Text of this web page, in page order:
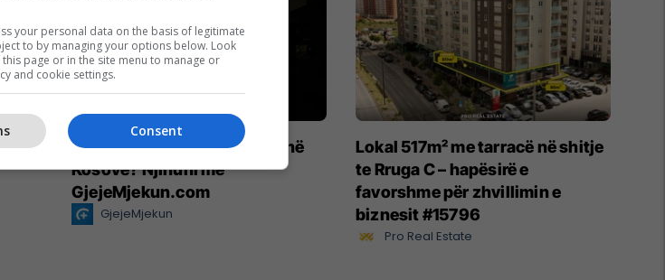
e
Po kërkoni mjek apo klinikë në
Kosovë? Njihuni me
GjejeMjekun.com
GjejeMjekun
Lokal 517m² me tarracë në shitje
te Rruga C – hapësirë e
favorshme për zhvillimin e
biznesit #15796
Pro Real Estate
your personal data on the basis of legitimate
to by managing your options below. Look
page or in the site menu to manage or
and cookie settings.
Consent